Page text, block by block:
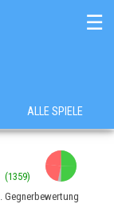
☰
ALLE SPIELE
(1359)
Gegnerbewertung